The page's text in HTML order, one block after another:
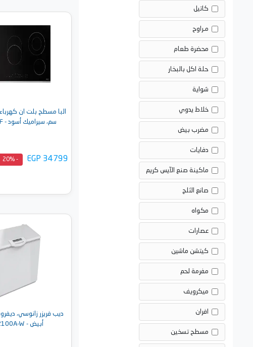
كاتيل
مـراوح
محضرة طعام
حلة اكل بالبخار
شواية
خلاط يدوي
مضرب بيض
دفايات
ماكينة صنع الآيس كريم
صانع الثلج
مكواه
عصارات
كيتشن ماشين
مفرمة لحم
ميكرويف
افران
مسطح تسخين
سم، سيراميك أسود - EVC905XF
EGP 34799
- 20%
أضف إلى السلة
أبيض - ZCB2100A-W